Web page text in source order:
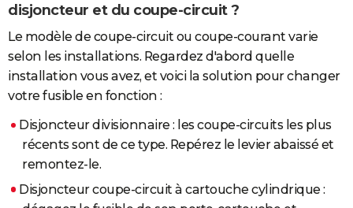
disjoncteur et du coupe-circuit ?
Le modèle de coupe-circuit ou coupe-courant varie
selon les installations. Regardez d'abord quelle
installation vous avez, et voici la solution pour changer
votre fusible en fonction :
Disjoncteur divisionnaire : les coupe-circuits les plus
récents sont de ce type. Repérez le levier abaissé et
remontez-le.
Disjoncteur coupe-circuit à cartouche cylindrique :